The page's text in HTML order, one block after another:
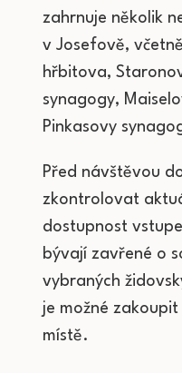
zahrnuje několik
v Josefově,
hřbitova,
synagogy,
Pinkasovy
Před návštěvou
zkontrolovat
dostupnost
bývají zavřené o
vybraných
je možné
místě.